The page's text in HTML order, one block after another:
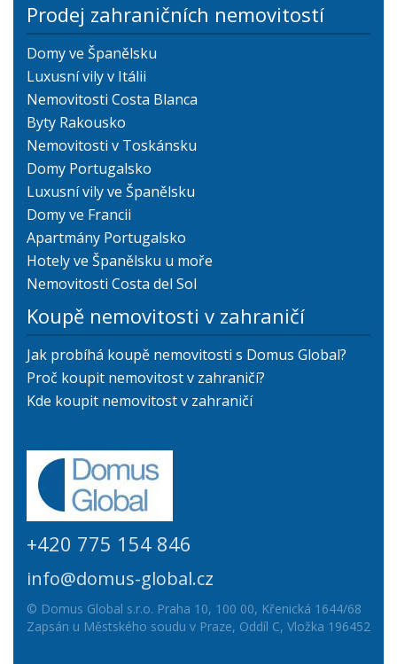
Prodej zahraničních nemovitostí
Domy ve Španělsku
Luxusní vily v Itálii
Nemovitosti Costa Blanca
Byty Rakousko
Nemovitosti v Toskánsku
Domy Portugalsko
Luxusní vily ve Španělsku
Domy ve Francii
Apartmány Portugalsko
Hotely ve Španělsku u moře
Nemovitosti Costa del Sol
Koupě nemovitosti v zahraničí
Jak probíhá koupě nemovitosti s Domus Global?
Proč koupit nemovitost v zahraničí?
Kde koupit nemovitost v zahraničí
+420 775 154 846
info@domus-global.cz
© Domus Global s.r.o. Praha 10, 100 00, Křenická 1644/68
Zapsán u Městského soudu v Praze, Oddíl C, Vložka 196452